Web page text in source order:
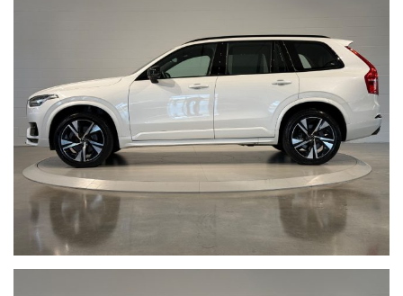
Nota bene: La dotazione tecnica e gli accessori indicati nella
presente scheda potrebbero non coincidere con l’effettivo
equipaggiamento del veicolo, a causa della non uniformità dei dati
pubblicati dai diversi portali.Al fine di evitare inconvenienti per
eventuali inesattezze relative all’annuncio è consigliabile accertarsi
della disponibilità dell’autovettura e della correttezza dei dati
inseriti. Autosalone 2000 srl declina ogni responsabilità per
eventuali involontarie incongruenze, che non rappresentano in
alcun modo un impegno contrattuale. Ci scusiamo per
l’inconveniente e vi invitiamo a verificare le caratteristiche dello
specifico veicolo. Autosalone 2000 srl declina ogni responsabilità
per eventuali involontarie incongruenze, che non rappresentano in
alcun modo un impegno contrattuale.